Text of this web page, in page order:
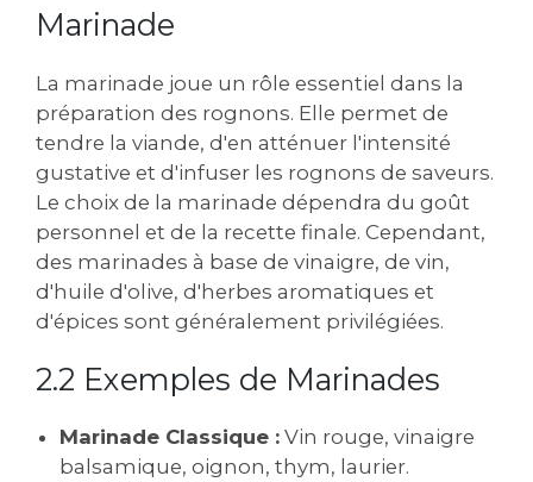
Marinade
La marinade joue un rôle essentiel dans la
préparation des rognons. Elle permet de
tendre la viande, d'en atténuer l'intensité
gustative et d'infuser les rognons de saveurs.
Le choix de la marinade dépendra du goût
personnel et de la recette finale. Cependant,
des marinades à base de vinaigre, de vin,
d'huile d'olive, d'herbes aromatiques et
d'épices sont généralement privilégiées.
2.2 Exemples de Marinades
Marinade Classique : Vin rouge, vinaigre
balsamique, oignon, thym, laurier.